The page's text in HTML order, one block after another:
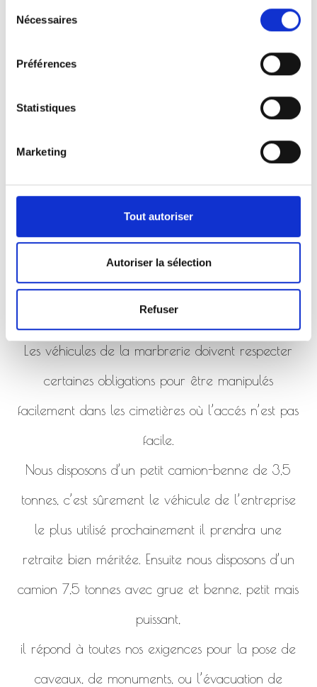
Nécessaires
Préférences
Statistiques
Marketing
Tout autoriser
Autoriser la sélection
Refuser
Pour répondre aux demandes de notre clientèle,
véhicules.
Que ça soit pour l’activité de pompes funèbres ou
Les véhicules de la marbrerie doivent respecter
certaines obligations pour être manipulés
facilement dans les cimetières où l’accés n’est pas
facile.
Nous disposons d’un petit camion-benne de 3,5
tonnes, c’est sûrement le véhicule de l’entreprise
le plus utilisé prochainement il prendra une
retraite bien méritée. Ensuite nous disposons d’un
camion 7,5 tonnes avec grue et benne, petit mais
puissant,
il répond à toutes nos exigences pour la pose de
caveaux, de monuments, ou l’évacuation de